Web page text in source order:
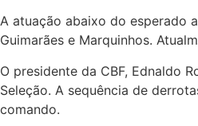
A atuação abaixo do esperado
Guimarães e Marquinhos.
O presidente da CBF, Ednaldo
Seleção. A sequência de
comando.